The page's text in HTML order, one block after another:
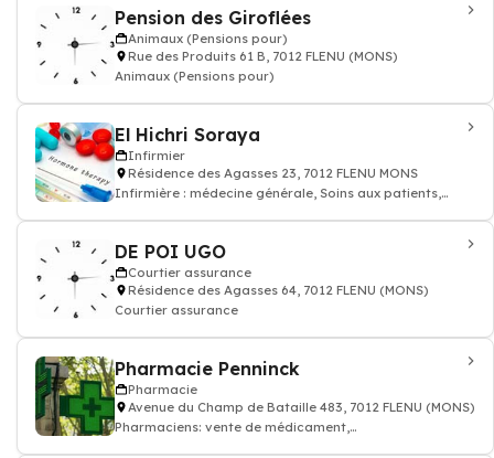
Pension des Giroflées
Animaux (Pensions pour)
Rue des Produits 61 B, 7012 FLENU (MONS)
Animaux (Pensions pour)
El Hichri Soraya
Infirmier
Résidence des Agasses 23, 7012 FLENU MONS
Infirmière : médecine générale, Soins aux patients,
DE POI UGO
Courtier assurance
Résidence des Agasses 64, 7012 FLENU (MONS)
Courtier assurance
Pharmacie Penninck
Pharmacie
Avenue du Champ de Bataille 483, 7012 FLENU (MONS)
Pharmaciens: vente de médicament,